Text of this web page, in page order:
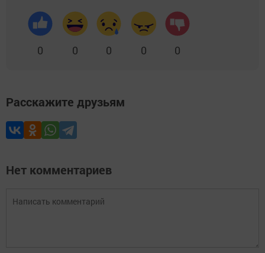
0 0 0 0 0
Расскажите друзьям
Нет комментариев